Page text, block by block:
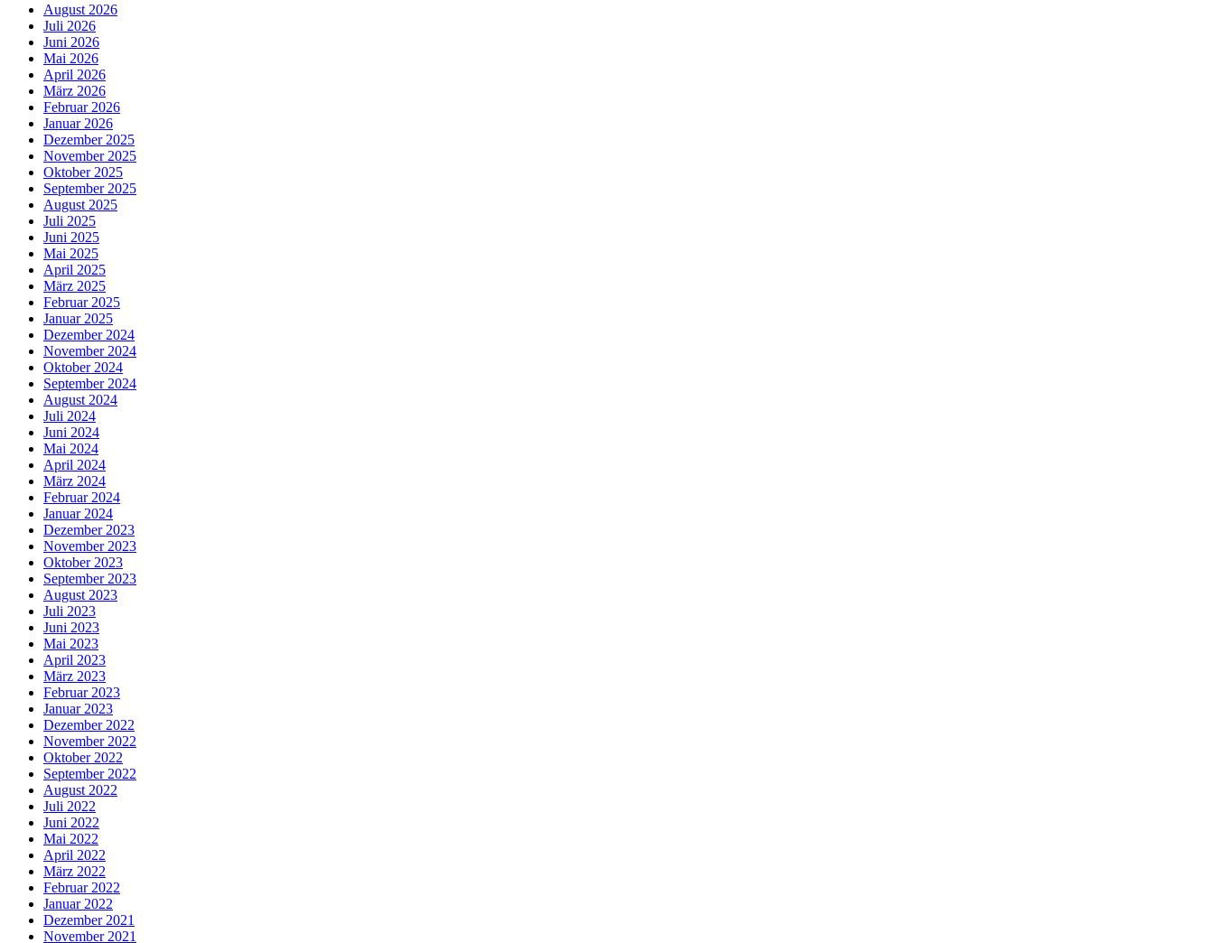
August 2026
Juli 2026
Juni 2026
Mai 2026
April 2026
März 2026
Februar 2026
Januar 2026
Dezember 2025
November 2025
Oktober 2025
September 2025
August 2025
Juli 2025
Juni 2025
Mai 2025
April 2025
März 2025
Februar 2025
Januar 2025
Dezember 2024
November 2024
Oktober 2024
September 2024
August 2024
Juli 2024
Juni 2024
Mai 2024
April 2024
März 2024
Februar 2024
Januar 2024
Dezember 2023
November 2023
Oktober 2023
September 2023
August 2023
Juli 2023
Juni 2023
Mai 2023
April 2023
März 2023
Februar 2023
Januar 2023
Dezember 2022
November 2022
Oktober 2022
September 2022
August 2022
Juli 2022
Juni 2022
Mai 2022
April 2022
März 2022
Februar 2022
Januar 2022
Dezember 2021
November 2021